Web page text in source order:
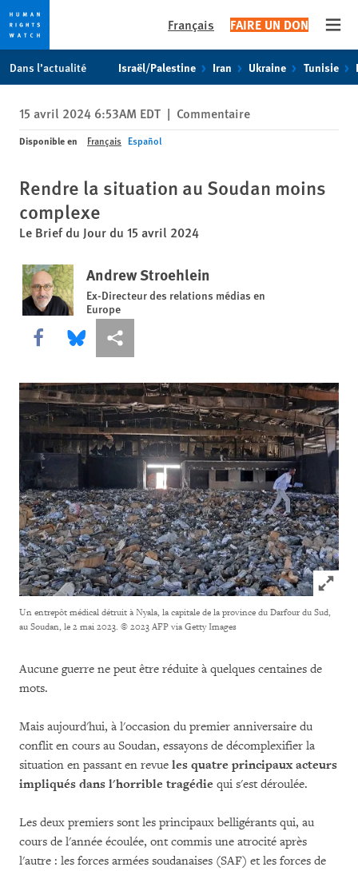
to
privacy
notice
to
content
Français FAIRE UN DON
Dans l’actualité Israël/Palestine Iran Ukraine Tunisie
15 avril 2024 6:53AM EDT | Commentaire
Disponible en Français Español
Rendre la situation au Soudan moins
complexe
Le Brief du Jour du 15 avril 2024
Andrew Stroehlein
Ex-Directeur des relations médias en
Europe
Share this via Facebook
Share this via Bluesky
Share this via Partagez
Click to
Un entrepôt médical détruit à Nyala, la capitale de la province du Darfour du Sud,
au Soudan, le 2 mai 2023. © 2023 AFP via Getty Images
Aucune guerre ne peut être réduite à quelques centaines de
mots.
Mais aujourd'hui, à l'occasion du premier anniversaire du
conflit en cours au Soudan, essayons de décomplexifier la
situation en passant en revue les quatre principaux acteurs
impliqués dans l'horrible tragédie qui s'est déroulée.
Les deux premiers sont les principaux belligérants qui, au
cours de l'année écoulée, ont commis une atrocité après
l'autre : les forces armées soudanaises (SAF) et les forces de